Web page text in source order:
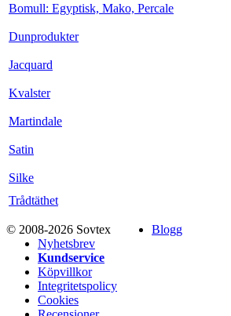
Bomull: Egyptisk, Mako, Percale
Dunprodukter
Jacquard
Kvalster
Martindale
Satin
Silke
Trådtäthet
© 2008-2026 Sovtex
Blogg
Nyhetsbrev
Kundservice
Köpvillkor
Integritetspolicy
Cookies